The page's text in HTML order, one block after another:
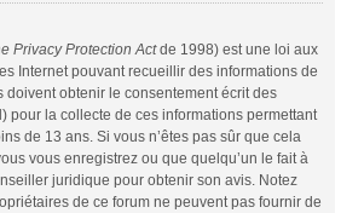
Privacy Protection Actde 1998) est une loi aux
Internet pouvant recueillir des informations de
doivent obtenir le consentement écrit des
pour la collecte de ces informations permettant
de 13 ans. Si vous n’êtes pas sûr que cela
vous enregistrez ou que quelqu’un le fait à
juridique pour obtenir son avis. Notez
de ce forum ne peuvent pas fournir de